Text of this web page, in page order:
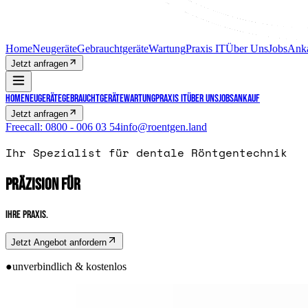
HomeNeugeräteGebrauchtgeräteWartungPraxis ITÜber UnsJobs
Jetzt anfragen
HomeNeugeräteGebrauchtgeräteWartungPraxis ITÜber UnsJobsAnkauf
Jetzt anfragen
Freecall: 0800 - 006 03 54info@roentgen.land
Ihr Spezialist für dentale Röntgentechnik
PRÄZISION FÜR
IHRE PRAXIS.
Jetzt Angebot anfordern
●unverbindlich & kostenlos